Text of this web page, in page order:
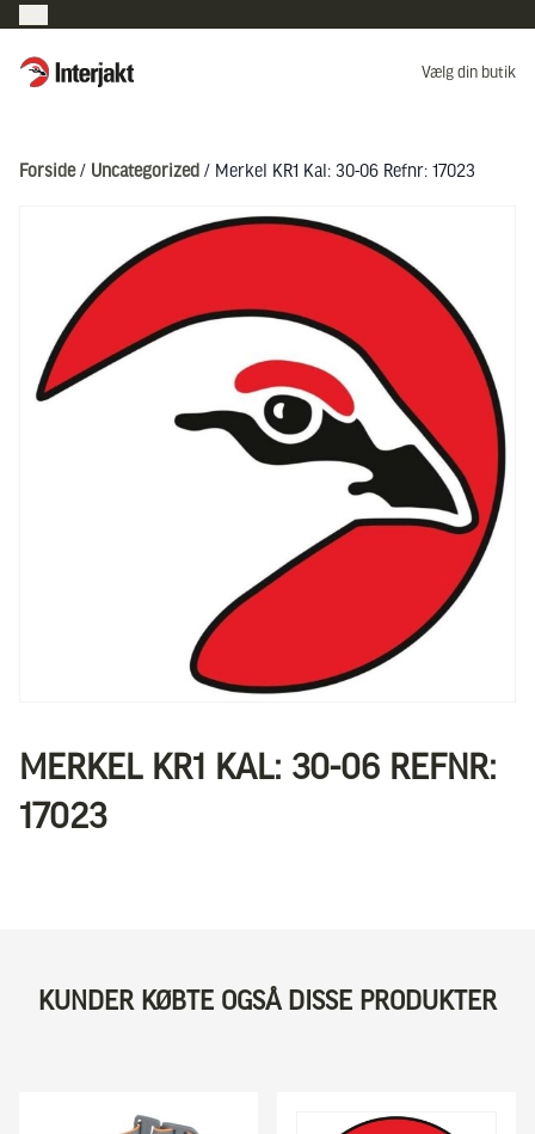
Interjakt DK Vælg din butik
Forside/ Uncategorized / Merkel KR1 Kal: 30-06 Refnr: 17023
MERKEL KR1 KAL: 30-06 REFNR:
17023
KUNDER KØBTE OGSÅ DISSE PRODUKTER